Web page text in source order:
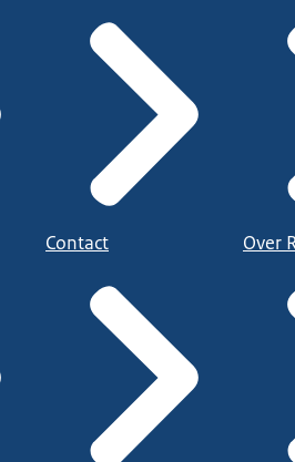
Contact Over